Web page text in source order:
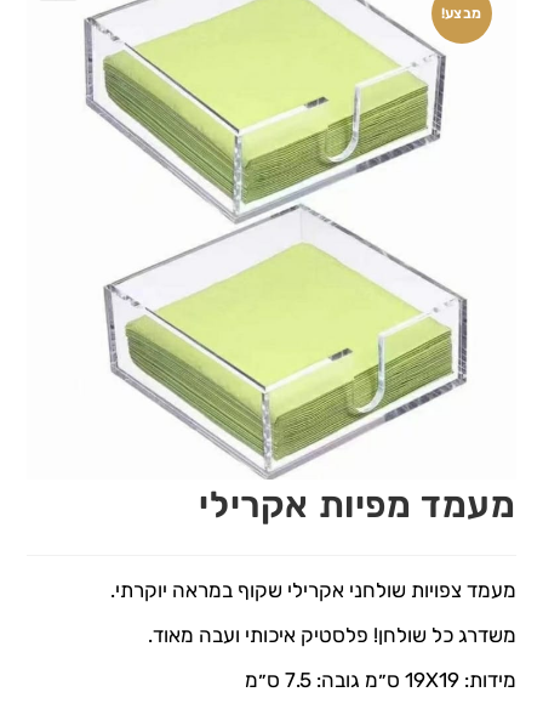
מבצע!
מעמד מפיות אקרילי
מעמד צפויות שולחני אקרילי שקוף במראה יוקרתי.
משדרג כל שולחן! פלסטיק איכותי ועבה מאוד.
מידות: 19X19 ס״מ גובה: 7.5 ס״מ